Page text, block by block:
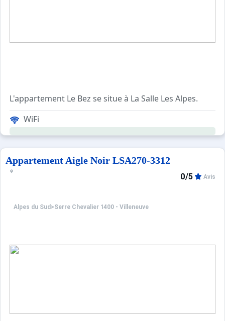
L'appartement Le Bez se situe à La Salle Les Alpes.
Le télécabine du Fréjus et les écoles de ski se situent à
Ce petit studio pour 4 personnes est
Possibilité de garer votre véhicule sur le parking
Les avantages de ce studio de vacances au ski: Cette
WiFi
Appartement Aigle Noir LSA270-3312
Alpes du Sud >Serre Chevalier 1400 - Villeneuve
0/5 Avis